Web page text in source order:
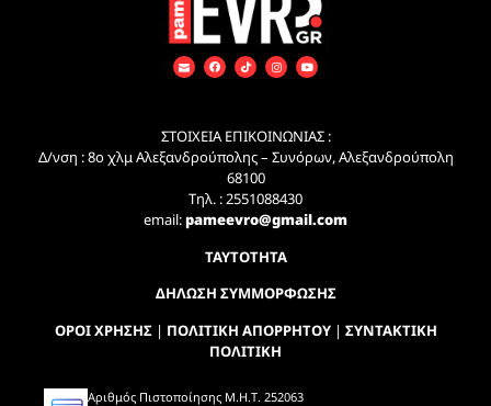
ΣΤΟΙΧΕΙΑ ΕΠΙΚΟΙΝΩΝΙΑΣ :
Δ/νση : 8ο χλμ Αλεξανδρούπολης – Συνόρων, Αλεξανδρούπολη
68100
Τηλ. : 2551088430
email:pameevro@gmail.com
ΤΑΥΤΟΤΗΤΑ
ΔΗΛΩΣΗ ΣΥΜΜΟΡΦΩΣΗΣ
ΟΡΟΙ ΧΡΗΣΗΣ| ΠΟΛΙΤΙΚΗ ΑΠΟΡΡΗΤΟΥ| ΣΥΝΤΑΚΤΙΚΗ
ΠΟΛΙΤΙΚΗ
Αριθμός Πιστοποίησης Μ.Η.Τ. 252063